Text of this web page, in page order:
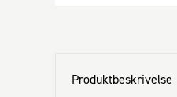
Produktbeskrivelse